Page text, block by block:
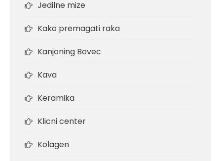
Jedilne mize
Kako premagati raka
Kanjoning Bovec
Kava
Keramika
Klicni center
Kolagen